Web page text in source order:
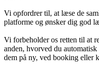
Vi opfordrer til, at læse de
platforme og ønsker dig god
Vi forbeholder os retten til at
anden, hvorved du
dem på ny, ved booking eller